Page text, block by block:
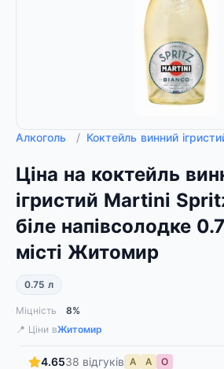
Алкоголь / Коктейль винний
Ціна на коктейль
ігристий Martini
біле напівсолодке
місті Житомир
0.75 л
Міцність
8%
📍 Ціни вЖитомир
4.6538 відгуків А А О